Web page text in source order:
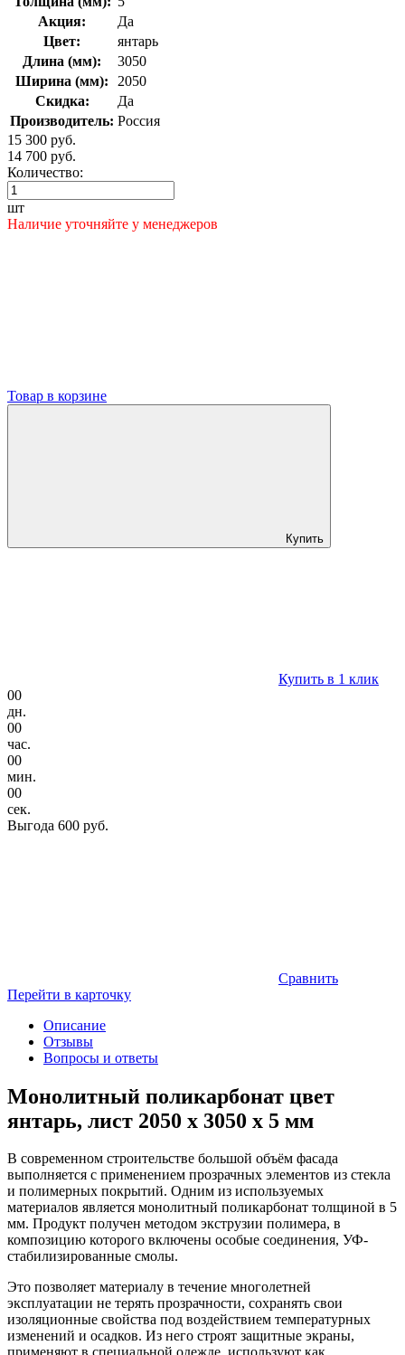
Акция:
Да
Цвет:
янтарь
Длина (мм):
3050
Ширина (мм):
2050
Скидка:
Да
Производитель: Россия
15 300 руб.
14 700 руб.
Количество:
шт
Наличие уточняйте у менеджеров
Товар в корзине
Купить
Купить в 1 клик
00
дн.
00
час.
00
мин.
00
сек.
Выгода 600 руб.
Сравнить
Перейти в карточку
Описание
Отзывы
Вопросы и ответы
Монолитный поликарбонат цвет
янтарь, лист 2050 x 3050 x 5 мм
В современном строительстве большой объём фасада
выполняется с применением прозрачных элементов из стекла
и полимерных покрытий. Одним из используемых
материалов является монолитный поликарбонат толщиной в 5
мм. Продукт получен методом экструзии полимера, в
композицию которого включены особые соединения, УФ-
стабилизированные смолы.
Это позволяет материалу в течение многолетней
эксплуатации не терять прозрачности, сохранять свои
изоляционные свойства под воздействием температурных
изменений и осадков. Из него строят защитные экраны,